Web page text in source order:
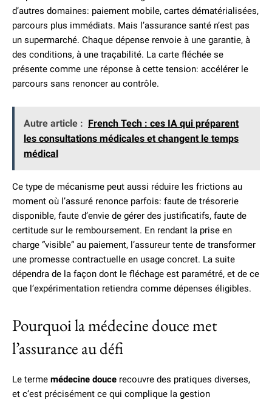
d’autres domaines: paiement mobile, cartes dématérialisées,
parcours plus immédiats. Mais l’assurance santé n’est pas
un supermarché. Chaque dépense renvoie à une garantie, à
des conditions, à une traçabilité. La carte fléchée se
présente comme une réponse à cette tension: accélérer le
parcours sans renoncer au contrôle.
Autre article : French Tech : ces IA qui préparent
les consultations médicales et changent le temps
médical
Ce type de mécanisme peut aussi réduire les frictions au
moment où l’assuré renonce parfois: faute de trésorerie
disponible, faute d’envie de gérer des justificatifs, faute de
certitude sur le remboursement. En rendant la prise en
charge “visible” au paiement, l’assureur tente de transformer
une promesse contractuelle en usage concret. La suite
dépendra de la façon dont le fléchage est paramétré, et de ce
que l’expérimentation retiendra comme dépenses éligibles.
Pourquoi la médecine douce met
l’assurance au défi
Le terme médecine douce recouvre des pratiques diverses,
et c’est précisément ce qui complique la gestion